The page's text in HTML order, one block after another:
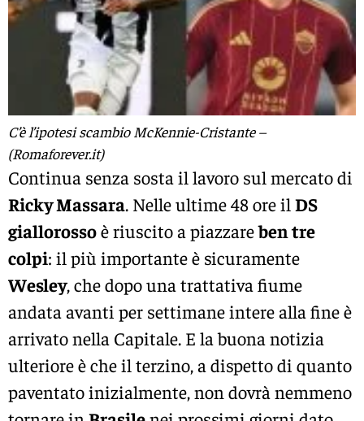
C’è l’ipotesi scambio McKennie-Cristante –
(Romaforever.it)
Continua senza sosta il lavoro sul mercato di
Ricky Massara. Nelle ultime 48 ore il DS
giallorossoè riuscito a piazzareben tre
colpi: il più importante è sicuramente
Wesley, che dopo una trattativa fiume
andata avanti per settimane intere alla fine è
arrivato nella Capitale. E la buona notizia
ulteriore è che il terzino, a dispetto di quanto
paventato inizialmente, non dovrà nemmeno